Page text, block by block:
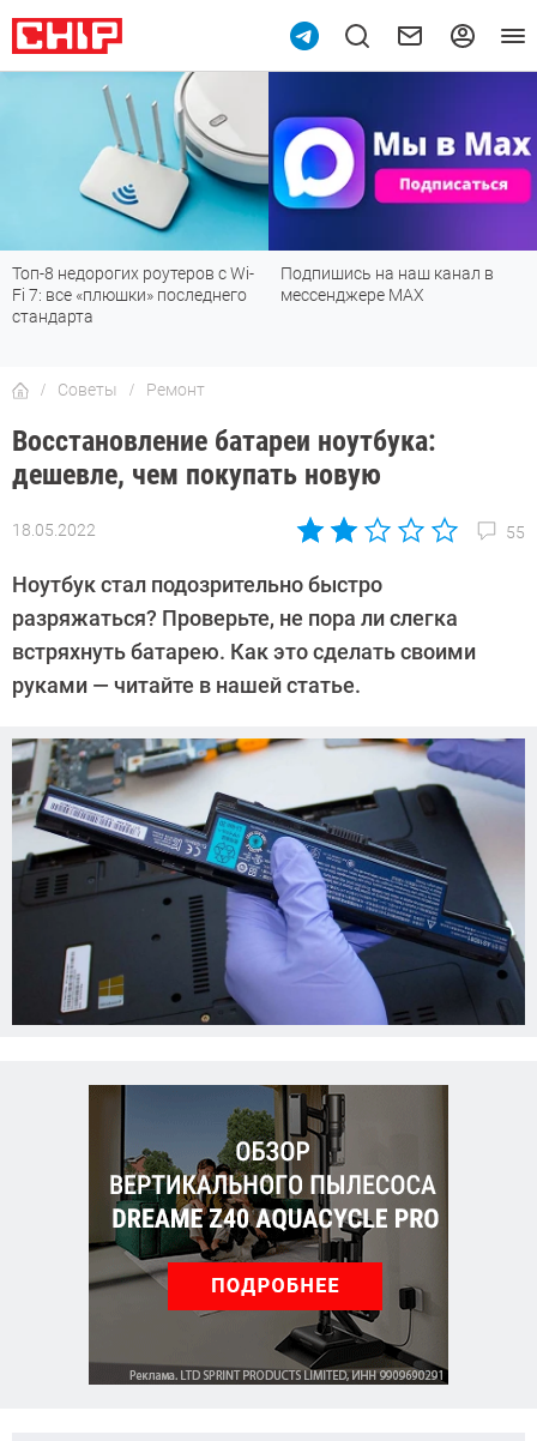
Топ-8 недорогих роутеров с Wi-
Fi 7: все «плюшки» последнего
стандарта
Подпишись на наш канал в
мессенджере МАХ
Советы Ремонт
Восстановление батареи ноутбука:
дешевле, чем покупать новую
18.05.2022 55
Автор:
Иванов
Ноутбук стал подозрительно быстро
разряжаться? Проверьте, не пора ли слегка
встряхнуть батарею. Как это сделать своими
руками — читайте в нашей статье.